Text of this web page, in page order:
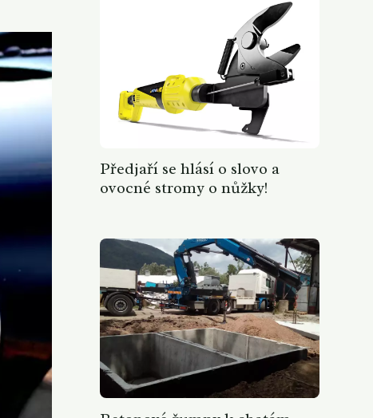
Předjaří se hlásí o slovo a
ovocné stromy o nůžky!